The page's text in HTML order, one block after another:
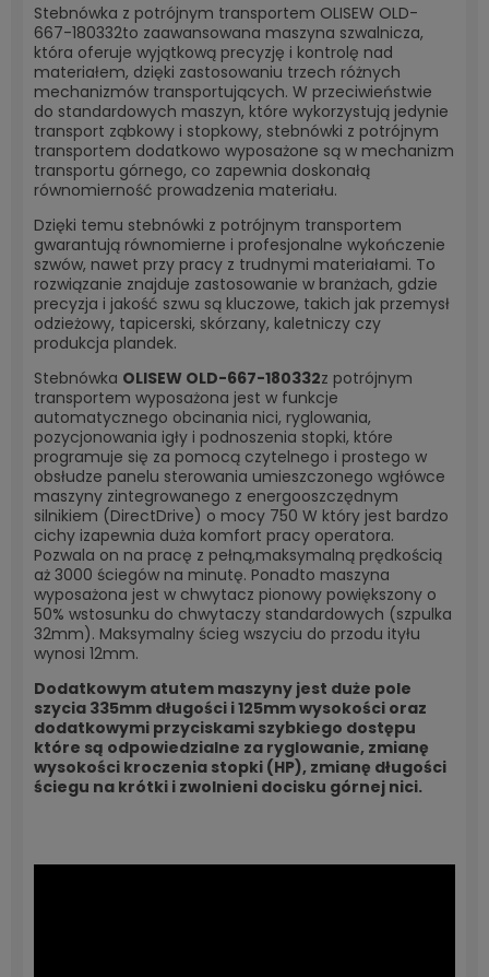
Stebnówka z potrójnym transportem OLISEW OLD-
667-180332to zaawansowana maszyna szwalnicza,
która oferuje wyjątkową precyzję i kontrolę nad
materiałem, dzięki zastosowaniu trzech różnych
mechanizmów transportujących. W przeciwieństwie
do standardowych maszyn, które wykorzystują jedynie
transport ząbkowy i stopkowy, stebnówki z potrójnym
transportem dodatkowo wyposażone są w mechanizm
transportu górnego, co zapewnia doskonałą
równomierność prowadzenia materiału.
Dzięki temu stebnówki z potrójnym transportem
gwarantują równomierne i profesjonalne wykończenie
szwów, nawet przy pracy z trudnymi materiałami. To
rozwiązanie znajduje zastosowanie w branżach, gdzie
precyzja i jakość szwu są kluczowe, takich jak przemysł
odzieżowy, tapicerski, skórzany, kaletniczy czy
produkcja plandek.
Stebnówka OLISEW OLD-667-180332z potrójnym
transportem wyposażona jest w funkcje
automatycznego obcinania nici, ryglowania,
pozycjonowania igły i podnoszenia stopki, które
programuje się za pomocą czytelnego i prostego w
obsłudze panelu sterowania umieszczonego wgłówce
maszyny zintegrowanego z energooszczędnym
silnikiem (DirectDrive) o mocy 750 W który jest bardzo
cichy izapewnia duża komfort pracy operatora.
Pozwala on na pracę z pełną,maksymalną prędkością
aż 3000 ściegów na minutę. Ponadto maszyna
wyposażona jest w chwytacz pionowy powiększony o
50% wstosunku do chwytaczy standardowych (szpulka
32mm). Maksymalny ścieg wszyciu do przodu ityłu
wynosi 12mm.
Dodatkowym atutem maszyny jest duże pole
szycia 335mm długości i 125mm wysokości oraz
dodatkowymi przyciskami szybkiego dostępu
które są odpowiedzialne za ryglowanie, zmianę
wysokości kroczenia stopki (HP), zmianę długości
ściegu na krótki i zwolnieni docisku górnej nici.